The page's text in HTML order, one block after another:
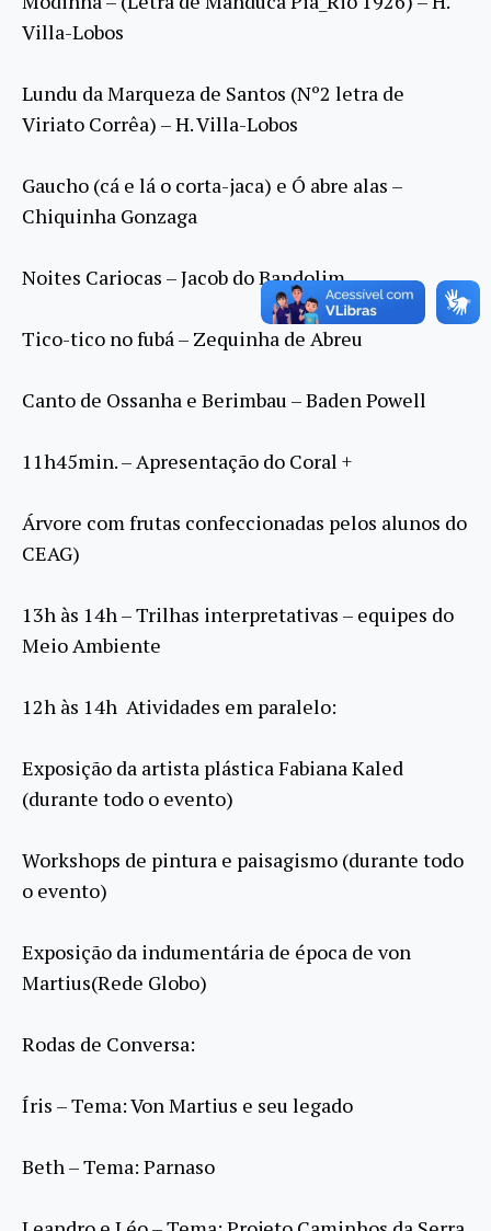
Villa-Lobos
Lundu da Marqueza de Santos (Nº2 letra de
Viriato Corrêa) – H. Villa-Lobos
Gaucho (cá e lá o corta-jaca) e Ó abre alas –
Chiquinha Gonzaga
Noites Cariocas – Jacob do Bandolim
Tico-tico no fubá – Zequinha de Abreu
Canto de Ossanha e Berimbau – Baden Powell
11h45min. – Apresentação do Coral +
Árvore com frutas confeccionadas pelos alunos do
CEAG)
13h às 14h – Trilhas interpretativas – equipes do
Meio Ambiente
12h às 14h Atividades em paralelo:
Exposição da artista plástica Fabiana Kaled
(durante todo o evento)
Workshops de pintura e paisagismo (durante todo
o evento)
Exposição da indumentária de época de von
Martius(Rede Globo)
Rodas de Conversa:
Íris – Tema: Von Martius e seu legado
Beth – Tema: Parnaso